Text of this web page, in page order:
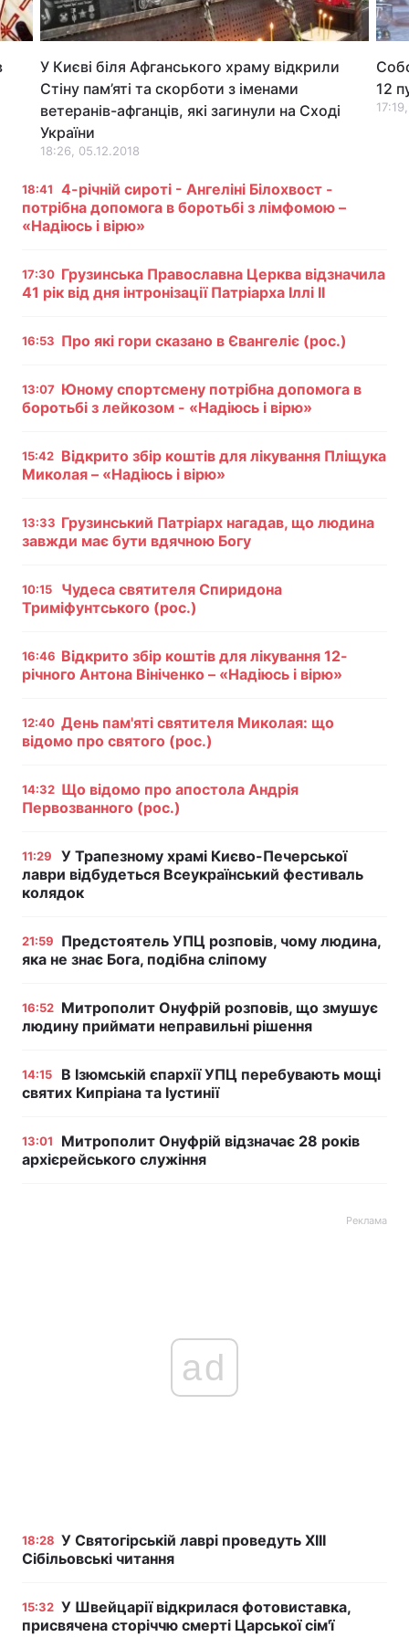
Лонгріди
Відео з Youtube Статті
Інтерв'ю
Контакти
У Києві біля Афганського храму відкрили
Стіну пам’яті та скорботи з іменами
ветеранів-афганців, які загинули на Сході
України
18:26, 05.12.2018
12
18:41
4-річній сироті - Ангеліні Білохвост -
потрібна допомога в боротьбі з лімфомою –
«Надіюсь і вірю»
17:30 Грузинська Православна Церква відзначила
41 рік від дня інтронізації Патріарха Іллі II
16:53 Про які гори сказано в Євангеліє (рос.)
13:07 Юному спортсмену потрібна допомога в
боротьбі з лейкозом - «Надіюсь і вірю»
15:42 Відкрито збір коштів для лікування Пліщука
Миколая – «Надіюсь і вірю»
13:33 Грузинський Патріарх нагадав, що людина
завжди має бути вдячною Богу
10:15
Чудеса святителя Спиридона
Триміфунтського (рос.)
16:46 Відкрито збір коштів для лікування 12-
річного Антона Вініченко – «Надіюсь і вірю»
12:40 День пам'яті святителя Миколая: що
відомо про святого (рос.)
14:32 Що відомо про апостола Андрія
Первозванного (рос.)
11:29
У Трапезному храмі Києво-Печерської
лаври відбудеться Всеукраїнський фестиваль
колядок
21:59
Предстоятель УПЦ розповів, чому людина,
яка не знає Бога, подібна сліпому
16:52 Митрополит Онуфрій розповів, що змушує
людину приймати неправильні рішення
14:15
В Ізюмській єпархії УПЦ перебувають мощі
святих Кипріана та Іустинії
13:01
Митрополит Онуфрій відзначає 28 років
архієрейського служіння
Реклама
ad
18:28 У Святогірській лаврі проведуть XIII
Сібільовські читання
15:32 У Швейцарії відкрилася фотовиставка,
присвячена сторіччю смерті Царської сім'ї